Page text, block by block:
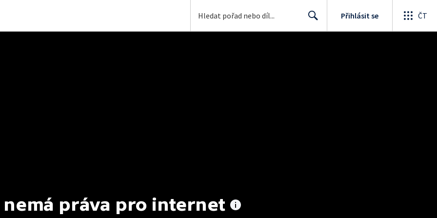
Přihlásit se ČT
nemá práva pro internet